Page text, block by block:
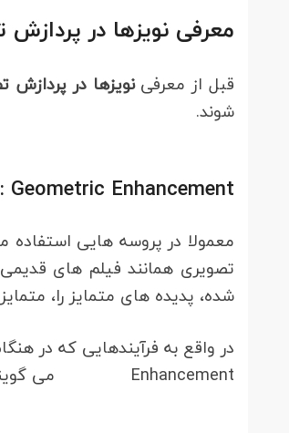
معرفی نویزها در پردازش
قبل از معرفینویزها در پردازش
شوند.
Geometric Enhancement :
معمولا در پروسه هایی
تصویری همانند فیلم های
شده، پدیده های متمایز را،
Enhancement می گویند.